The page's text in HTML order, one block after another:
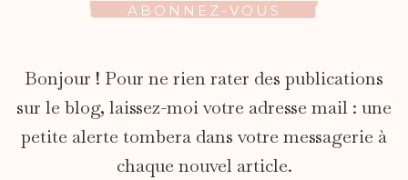
ABONNEZ-VOUS
Bonjour ! Pour ne rien rater des publications
sur le blog, laissez-moi votre adresse mail : une
petite alerte tombera dans votre messagerie à
chaque nouvel article.